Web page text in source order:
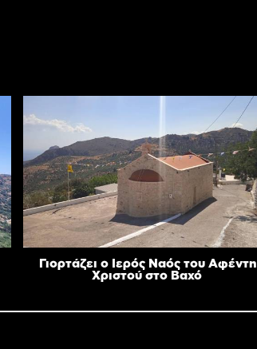
Γιορτάζει ο Ιερός Ναός του Αφέντη
Χριστού στο Βαχό